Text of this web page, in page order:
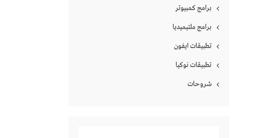
برامج كمبيوتر
برامج ملتيميديا
تطبيقات ايفون
تطبيقات نوكيا
شروحات